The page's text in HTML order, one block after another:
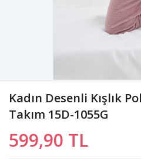
Kadın Desenli Kışlık
Takım 15D-1055G
599,90 TL